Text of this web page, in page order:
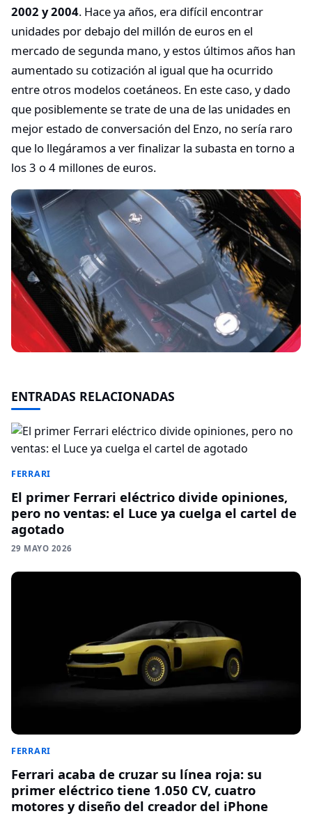
2002 y 2004. Hace ya años, era difícil encontrar
unidades por debajo del millón de euros en el
mercado de segunda mano, y estos últimos años han
aumentado su cotización al igual que ha ocurrido
entre otros modelos coetáneos. En este caso, y dado
que posiblemente se trate de una de las unidades en
mejor estado de conversación del Enzo, no sería raro
que lo llegáramos a ver finalizar la subasta en torno a
los 3 o 4 millones de euros.
ENTRADAS RELACIONADAS
FERRARI
El primer Ferrari eléctrico divide opiniones,
pero no ventas: el Luce ya cuelga el cartel de
agotado
29 MAYO 2026
FERRARI
Ferrari acaba de cruzar su línea roja: su
primer eléctrico tiene 1.050 CV, cuatro
motores y diseño del creador del iPhone